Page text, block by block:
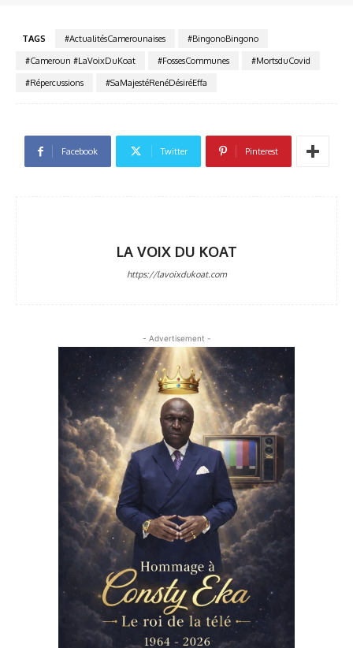
TAGS #ActualitésCamerounaises
#BingonoBingono
#Cameroun #LaVoixDuKoat
#FossesCommunes
#MortsduCovid
#Répercussions
#SaMajestéRenéDésiréEffa
Facebook Twitter Pinterest
LA VOIX DU KOAT
https://lavoixdukoat.com
- Advertisement -